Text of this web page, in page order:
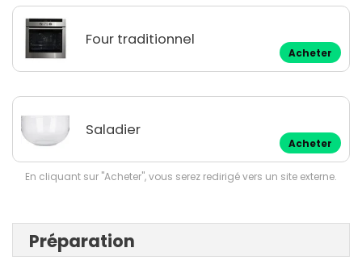
Four traditionnel
Acheter
Saladier
Acheter
En cliquant sur "Acheter", vous serez redirigé vers un site externe.
Préparation